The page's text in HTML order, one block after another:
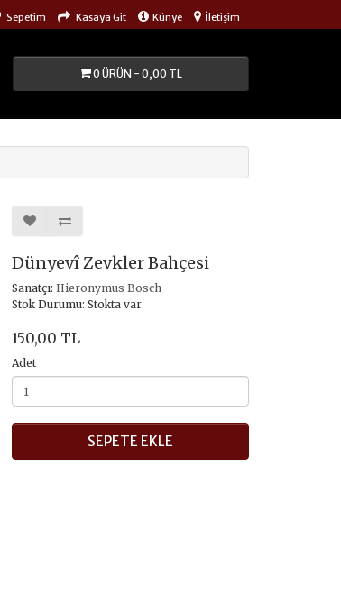
Sepetim Kasaya Git Künye İletişim
0 ÜRÜN - 0,00 TL
Dünyevî Zevkler Bahçesi
Sanatçı:Hieronymus Bosch
Stok Durumu: Stokta var
150,00 TL
Adet
SEPETE EKLE